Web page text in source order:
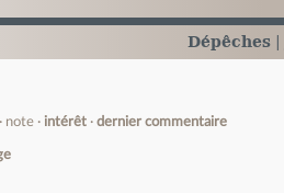
Dépêches
note intérêt dernier commentaire